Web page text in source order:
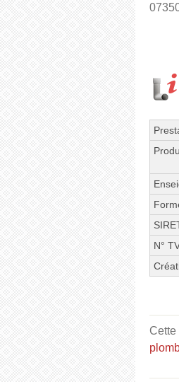
N°